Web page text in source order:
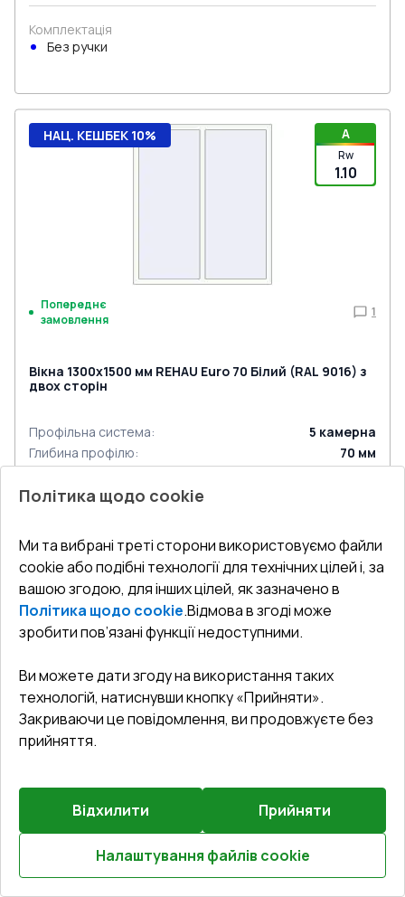
Розрахуй онлайн
Комплектація
Без ручки
A
Rw
1.10
НАЦ. КЕШБЕК 10%
Попереднє
замовлення
1
Вікна 1300x1500 мм REHAU Euro 70 Білий (RAL 9016) з
двох сторін
Профільна система: 5 камерна
Глибина профілю: 70 мм
Склопакет
4 LE - P 16 Ar - 4 - P 12 Ar - 4 LE
₴8,664.19
Детальніше / Змінити
0.63
НАЦ. КЕШБЕК 10%
Попереднє
замовлення
Вікна 1300x1500 мм REHAU Euro 60 Білий (RAL 9016) з
Політика щодо cookie
Ми та вибрані треті сторони використовуємо файли
cookie або подібні технології для технічних цілей і, за
вашою згодою, для інших цілей, як зазначено в
Політика щодо cookie.Відмова в згоді може
зробити пов’язані функції недоступними.
Ви можете дати згоду на використання таких
технологій, натиснувши кнопку «Прийняти».
Закриваючи це повідомлення, ви продовжуєте без
прийняття.
Відхилити Прийняти
Налаштування файлів cookie